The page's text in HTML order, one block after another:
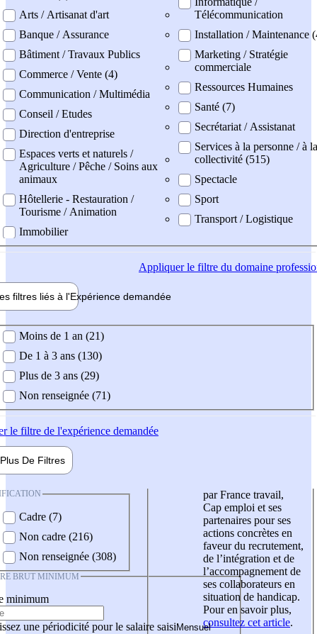
Arts / Artisanat d'art
Banque / Assurance
Bâtiment / Travaux Publics
Commerce / Vente (4)
Communication / Multimédia
Conseil / Etudes
Direction d'entreprise
Espaces verts et naturels /
Agriculture / Pêche / Soins aux
animaux
Hôtellerie - Restauration /
Tourisme / Animation
Immobilier
Télécommunication
Installation / Maintenance
Marketing / Stratégie
commerciale
Ressources Humaines
Santé (7)
Secrétariat / Assistanat
Services à la personne / à la
collectivité (515)
Spectacle
Sport
Transport / Logistique
Appliquerle filtre du domaine
filtres liés à l'Expérience demandée
demandée
Moins de 1 an (21)
De 1 à 3 ans (130)
Plus de 3 ans (29)
Non renseignée (71)
le filtre de l'expérience demandée
Plus De Filtres
Cadre (7)
Non cadre (216)
Non renseignée (308)
BRUT MINIMUM
minimum
une périodicité pour le salaire saisi
par France travail,
Cap emploi et ses
partenaires pour ses
actions concrètes en
faveur du recrutement,
de l’intégration et de
l’accompagnement de
ses collaborateurs en
situation de handicap.
Pour en savoir plus,
consultez cet article.